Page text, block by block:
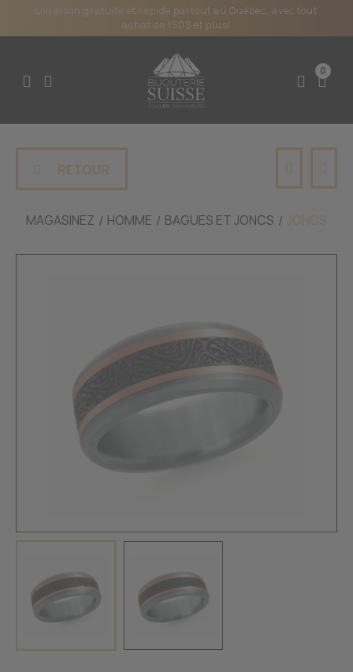
Livraison gratuite et rapide partout au Québec, avec tout
achat de 150$ et plus!
0
RETOUR
MAGASINEZ HOMME BAGUES ET JONCS JONCS